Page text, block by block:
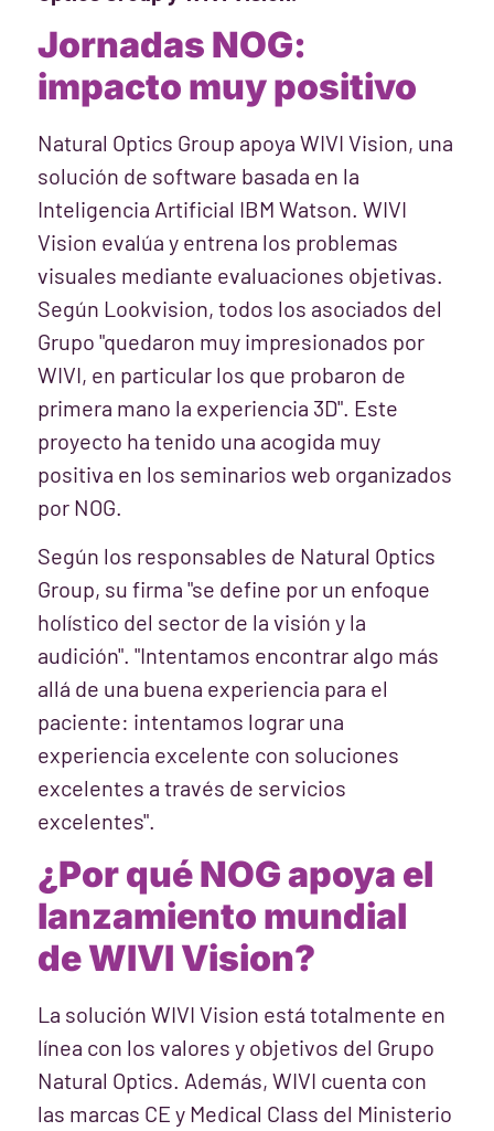
Jornadas NOG:
impacto muy positivo
Natural Optics Group apoya WIVI Vision, una
solución de software basada en la
Inteligencia Artificial IBM Watson. WIVI
Vision evalúa y entrena los problemas
visuales mediante evaluaciones objetivas.
Según Lookvision, todos los asociados del
Grupo "quedaron muy impresionados por
WIVI, en particular los que probaron de
primera mano la experiencia 3D". Este
proyecto ha tenido una acogida muy
positiva en los seminarios web organizados
por NOG.
Según los responsables de Natural Optics
Group, su firma "se define por un enfoque
holístico del sector de la visión y la
audición". "Intentamos encontrar algo más
allá de una buena experiencia para el
paciente: intentamos lograr una
experiencia excelente con soluciones
excelentes a través de servicios
excelentes".
¿Por qué NOG apoya el
lanzamiento mundial
de WIVI Vision?
La solución WIVI Vision está totalmente en
línea con los valores y objetivos del Grupo
Natural Optics. Además, WIVI cuenta con
las marcas CE y Medical Class del Ministerio